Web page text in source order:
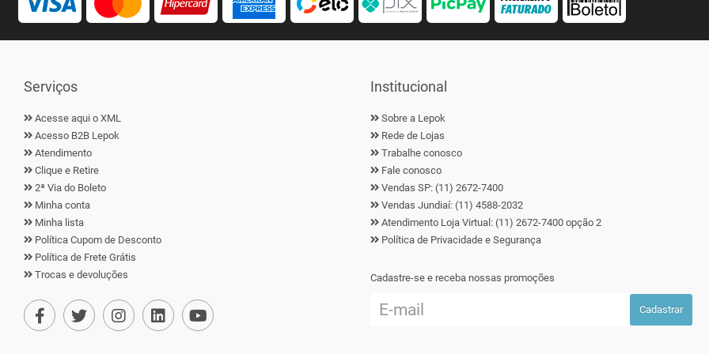
Serviços
Acesse aqui o XML
Acesso B2B Lepok
Atendimento
Clique e Retire
2ª Via do Boleto
Minha conta
Minha lista
Política Cupom de Desconto
Política de Frete Grátis
Trocas e devoluções
Institucional
Sobre a Lepok
Rede de Lojas
Trabalhe conosco
Fale conosco
Vendas SP: (11) 2672-7400
Vendas Jundiaí: (11) 4588-2032
Atendimento Loja Virtual: (11) 2672-7400 opção 2
Política de Privacidade e Segurança
Cadastre-se e receba nossas promoções
Cadastrar